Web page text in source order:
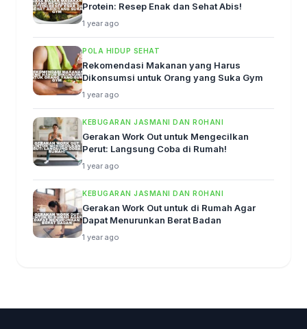
Protein: Resep Enak dan Sehat Abis!
1 year ago
POLA HIDUP SEHAT
Rekomendasi Makanan yang Harus
Dikonsumsi untuk Orang yang Suka Gym
1 year ago
KEBUGARAN JASMANI DAN ROHANI
Gerakan Work Out untuk Mengecilkan
Perut: Langsung Coba di Rumah!
1 year ago
KEBUGARAN JASMANI DAN ROHANI
Gerakan Work Out untuk di Rumah Agar
Dapat Menurunkan Berat Badan
1 year ago